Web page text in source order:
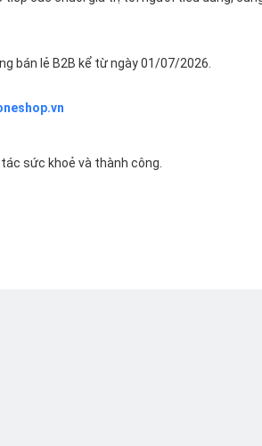
bán lẻ B2B kể từ ngày 01/07/2026.
sức khoẻ và thành công.